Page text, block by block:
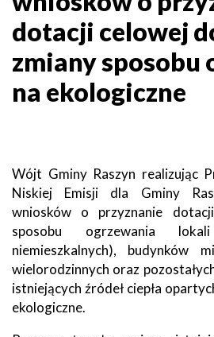
dotacji celowej
zmiany sposobu
na ekologiczne
Wójt Gminy Raszyn realizując
Niskiej Emisji dla Gminy
wniosków o przyznanie
sposobu ogrzewania
niemieszkalnych), budynków
wielorodzinnych oraz
istniejących źródeł ciepła
ekologiczne.